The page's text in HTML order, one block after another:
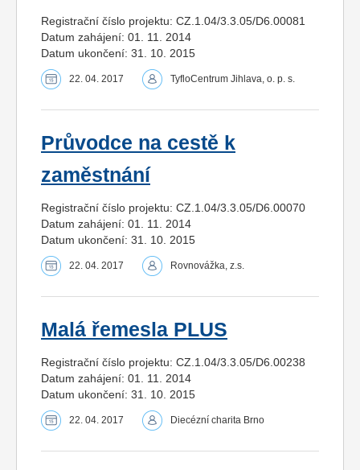
Registrační číslo projektu: CZ.1.04/3.3.05/D6.00081
Datum zahájení: 01. 11. 2014
Datum ukončení: 31. 10. 2015
22. 04. 2017 TyfloCentrum Jihlava, o. p. s.
Průvodce na cestě k
zaměstnání
Registrační číslo projektu: CZ.1.04/3.3.05/D6.00070
Datum zahájení: 01. 11. 2014
Datum ukončení: 31. 10. 2015
22. 04. 2017 Rovnovážka, z.s.
Malá řemesla PLUS
Registrační číslo projektu: CZ.1.04/3.3.05/D6.00238
Datum zahájení: 01. 11. 2014
Datum ukončení: 31. 10. 2015
22. 04. 2017 Diecézní charita Brno